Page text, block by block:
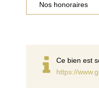
Nos honoraires
Ce bien est
https://